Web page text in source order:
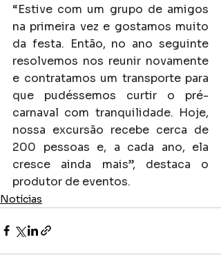
“Estive com um grupo de amigos
na primeira vez e gostamos muito
da festa. Então, no ano seguinte
resolvemos nos reunir novamente
e contratamos um transporte para
que pudéssemos curtir o pré-
carnaval com tranquilidade. Hoje,
nossa excursão recebe cerca de
200 pessoas e, a cada ano, ela
cresce ainda mais”, destaca o
produtor de eventos.
Notícias